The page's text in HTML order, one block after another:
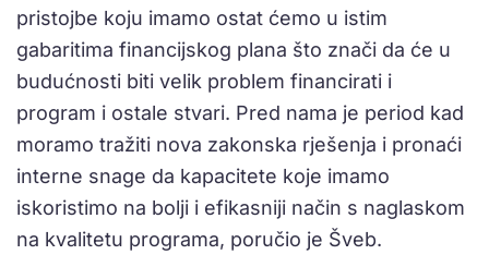
pristojbe koju imamo ostat ćemo u istim
gabaritima financijskog plana što znači da će u
budućnosti biti velik problem financirati i
program i ostale stvari. Pred nama je period kad
moramo tražiti nova zakonska rješenja i pronaći
interne snage da kapacitete koje imamo
iskoristimo na bolji i efikasniji način s naglaskom
na kvalitetu programa, poručio je Šveb.